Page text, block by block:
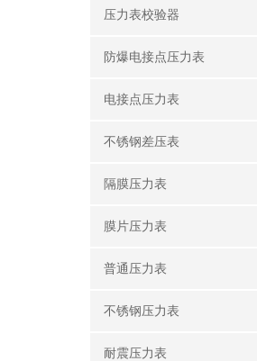
压力表校验器
防爆电接点压力表
电接点压力表
不锈钢差压表
隔膜压力表
膜片压力表
普通压力表
不锈钢压力表
耐震压力表